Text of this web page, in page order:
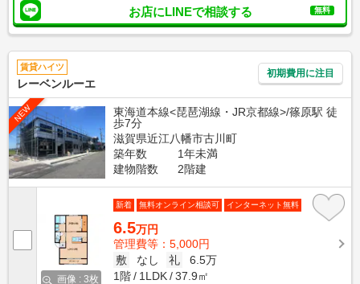
お店にLINEで相談する 無料
賃貸ハイツ
レーベンルーエ
初期費用に注目
NEW
東海道本線<琵琶湖線・JR京都線>/篠原駅 徒
歩7分
滋賀県近江八幡市古川町
築年数
1年未満
建物階数
2階建
画像 : 3枚
新着 無料オンライン相談可 インターネット無料
6.5万円
管理費等：5,000円
敷
なし 礼
6.5万
1階
1LDK 37.9㎡